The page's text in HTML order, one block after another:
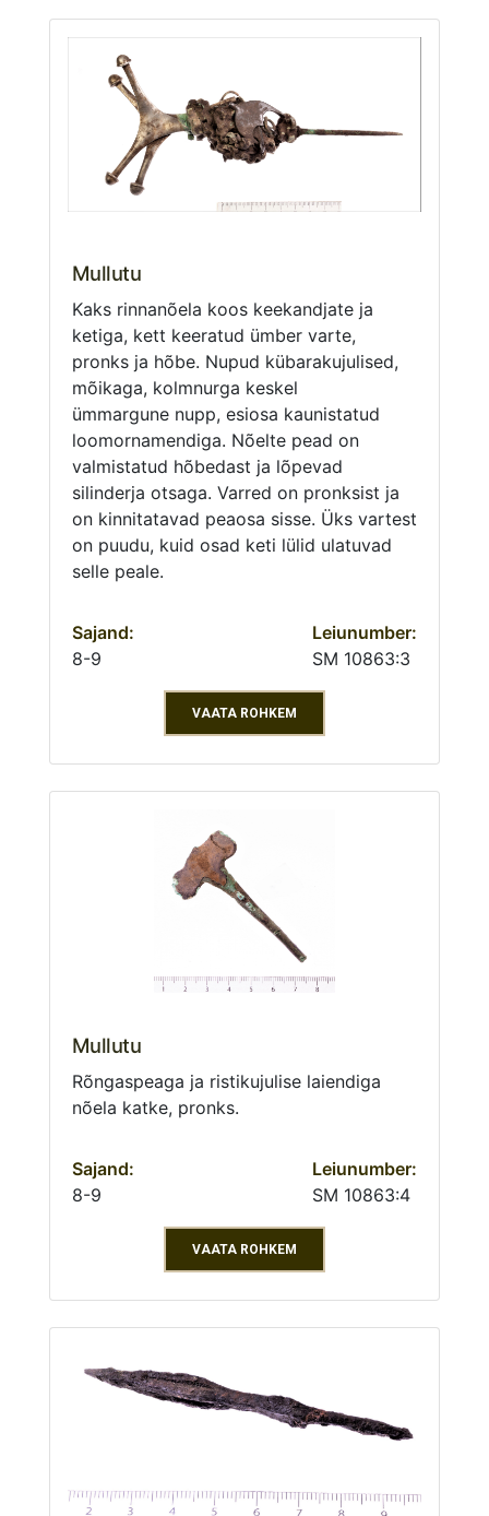
Mullutu
Kaks rinnanõela koos keekandjate ja
ketiga, kett keeratud ümber varte,
pronks ja hõbe. Nupud kübarakujulised,
mõikaga, kolmnurga keskel
ümmargune nupp, esiosa kaunistatud
loomornamendiga. Nõelte pead on
valmistatud hõbedast ja lõpevad
silinderja otsaga. Varred on pronksist ja
on kinnitatavad peaosa sisse. Üks vartest
on puudu, kuid osad keti lülid ulatuvad
selle peale.
Sajand:
8-9
Leiunumber:
SM 10863:3
VAATA ROHKEM
Mullutu
Rõngaspeaga ja ristikujulise laiendiga
nõela katke, pronks.
Sajand:
8-9
Leiunumber:
SM 10863:4
VAATA ROHKEM